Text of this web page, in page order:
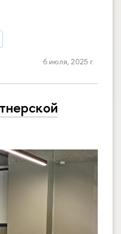
6 июля, 2025 г.